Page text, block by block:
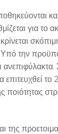
για
την
ποιότητας
της